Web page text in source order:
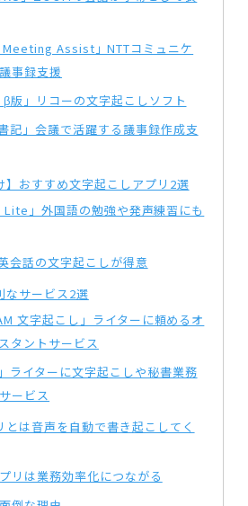
Meeting Assist」NTTコミュニケ
事録支援
版」リコーの文字起こしソフト
記」会議で活躍する議事録作成支
】おすすめ文字起こしアプリ2選
」外国語の勉強や発声練習にも
会話の文字起こしが得意
なサービス2選
文字起こし」ライターに頼めるオ
タントサービス
ライターに文字起こしや秘書業務
ービス
とは音声を自動で書き起こしてく
リは業務効率化につながる